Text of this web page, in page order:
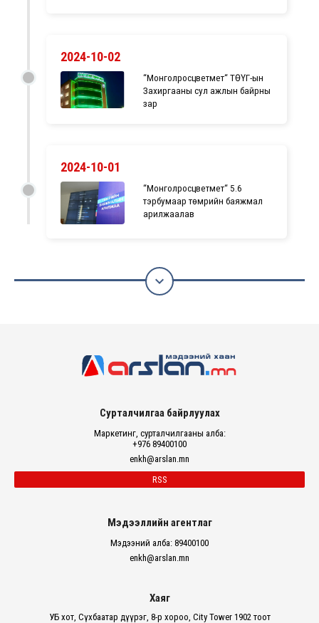
2024-10-02
“Монголросцветмет“ ТӨҮГ-ын
Захиргааны сул ажлын байрны
зар
2024-10-01
“Монголросцветмет“ 5.6
тэрбумаар төмрийн баяжмал
арилжаалав

Сурталчилгаа байрлуулах
Маркетинг, сурталчилгааны алба:
+976 89400100
enkh@arslan.mn
RSS
Мэдээллийн агентлаг
Мэдээний алба: 89400100
enkh@arslan.mn
Хаяг
УБ хот, Сүхбаатар дүүрэг, 8-р хороо, City Tower 1902 тоот